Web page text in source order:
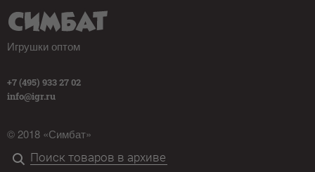
Игрушки оптом
+7 (495) 933 27 02
info@igr.ru
© 2018 «Симбат»